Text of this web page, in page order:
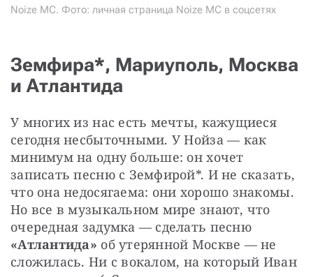
Noize MC. Фото: личная страница Noize MC в соцсетях
Земфира*, Мариуполь, Москва
и Атлантида
У многих из нас есть мечты, кажущиеся
сегодня несбыточными. У Нойза — как
минимум на одну больше: он хочет
записать песню с Земфирой*. И не сказать,
что она недосягаема: они хорошо знакомы.
Но все в музыкальном мире знают, что
очередная задумка — сделать песню
«Атлантида» об утерянной Москве — не
сложилась. Ни с вокалом, на который Иван